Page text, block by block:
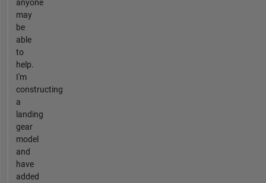
anyone
may
be
able
to
help.
I'm
constructing
a
landing
gear
model
and
have
added